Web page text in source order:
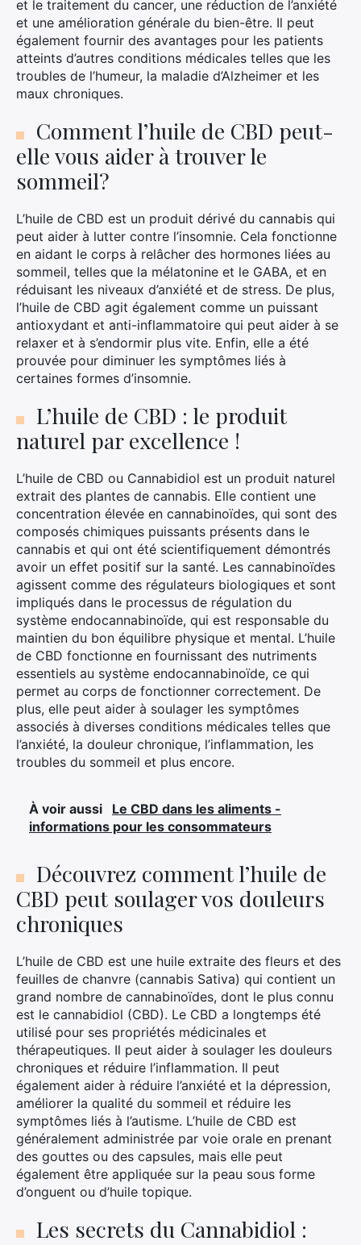
et le traitement du cancer, une réduction de l’anxiété
et une amélioration générale du bien-être. Il peut
également fournir des avantages pour les patients
atteints d’autres conditions médicales telles que les
troubles de l’humeur, la maladie d’Alzheimer et les
maux chroniques.
Comment l’huile de CBD peut-
elle vous aider à trouver le
sommeil?
L’huile de CBD est un produit dérivé du cannabis qui
peut aider à lutter contre l’insomnie. Cela fonctionne
en aidant le corps à relâcher des hormones liées au
sommeil, telles que la mélatonine et le GABA, et en
réduisant les niveaux d’anxiété et de stress. De plus,
l’huile de CBD agit également comme un puissant
antioxydant et anti-inflammatoire qui peut aider à se
relaxer et à s’endormir plus vite. Enfin, elle a été
prouvée pour diminuer les symptômes liés à
certaines formes d’insomnie.
L’huile de CBD : le produit
naturel par excellence !
L’huile de CBD ou Cannabidiol est un produit naturel
extrait des plantes de cannabis. Elle contient une
concentration élevée en cannabinoïdes, qui sont des
composés chimiques puissants présents dans le
cannabis et qui ont été scientifiquement démontrés
avoir un effet positif sur la santé. Les cannabinoïdes
agissent comme des régulateurs biologiques et sont
impliqués dans le processus de régulation du
système endocannabinoïde, qui est responsable du
maintien du bon équilibre physique et mental. L’huile
de CBD fonctionne en fournissant des nutriments
essentiels au système endocannabinoïde, ce qui
permet au corps de fonctionner correctement. De
plus, elle peut aider à soulager les symptômes
associés à diverses conditions médicales telles que
l’anxiété, la douleur chronique, l’inflammation, les
troubles du sommeil et plus encore.
À voir aussi
Le CBD dans les aliments -
informations pour les consommateurs
Découvrez comment l’huile de
CBD peut soulager vos douleurs
chroniques
L’huile de CBD est une huile extraite des fleurs et des
feuilles de chanvre (cannabis Sativa) qui contient un
grand nombre de cannabinoïdes, dont le plus connu
est le cannabidiol (CBD). Le CBD a longtemps été
utilisé pour ses propriétés médicinales et
thérapeutiques. Il peut aider à soulager les douleurs
chroniques et réduire l’inflammation. Il peut
également aider à réduire l’anxiété et la dépression,
améliorer la qualité du sommeil et réduire les
symptômes liés à l’autisme. L’huile de CBD est
généralement administrée par voie orale en prenant
des gouttes ou des capsules, mais elle peut
également être appliquée sur la peau sous forme
d’onguent ou d’huile topique.
Les secrets du Cannabidiol :
×
Rechercher
: